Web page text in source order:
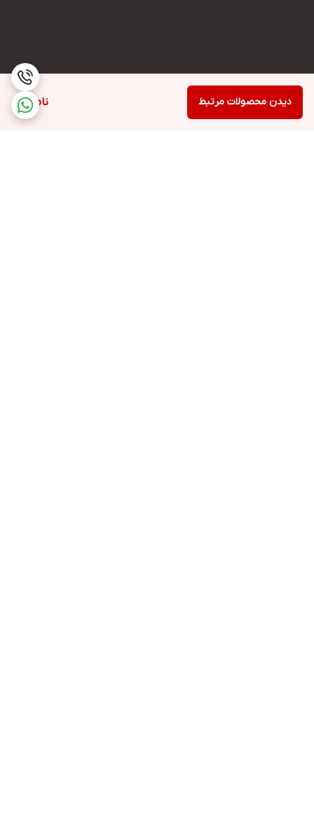
ناموجود دیدن محصولات مرتبط